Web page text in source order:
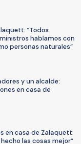
“Todos
hablamos con
personas naturales”
y un alcalde:
en casa de
en casa de Zalaquett:
las cosas mejor”